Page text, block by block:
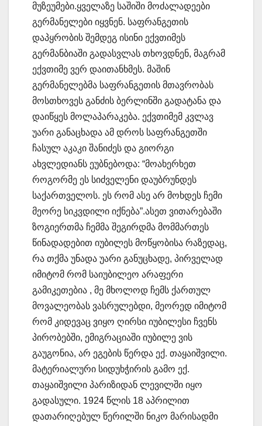
მუზეუმები.ყველაზე საშიში მოძალადეები
გერმანელები იყვნენ. საფრანგეთის
დაპყრობის შემდეგ ისინი ექვთიმეს
გერმანბიაში გადასვლას თხოვდნენ, მაგრამ
ექვთიმე ვერ დაითანხმეს. მაშინ
გერმანელებმა საფრანგეთის მთავრობას
მოსთხოვეს განძის ბერლინში გადატანა და
დაიწყეს მოლაპარაკება. ექვთიმემ კვლავ
უარი განაცხადა ამ დროს საფრანგეთში
ჩასულ აკაკი შანიძეს და გიორგი
ახვლედიანს ეუბნებოდა: “მოახერხეთ
როგორმე ეს სიძველენი დაუბრუნდეს
საქართველოს. ეს რომ ასე არ მოხდეს ჩემი
მეორე სიკვდილი იქნება”.ასეთ ვითარებაში
ზოგიერთმა ჩემმა შეგირდმა მომმართეს
წინადადებით იუბილეს მოწყობისა რაზედაც,
რა თქმა უნადა უარი განუცხადე, პირველად
იმიტომ რომ საიუბილეო არაფერი
გამიკეთებია , მე მხოლოდ ჩემს ქართულ
მოვალეობას ვასრულებდი, მეორედ იმიტომ
რომ კიდევაც ვიყო ღირსი იუბილესი ჩვენს
პირობებში, ემიგრაციაში იუბილე ვის
გაუგონია, არ ეგების წერდა ექ. თაყაიშვილი.
მატერიალური სიდუხჭირის გამო ექ.
თაყაიშვილი პარიზიდან ლევილში იყო
გადასული. 1924 წლის 18 აპრილით
დათარიღებულ წერილში ნიკო მარისადმი